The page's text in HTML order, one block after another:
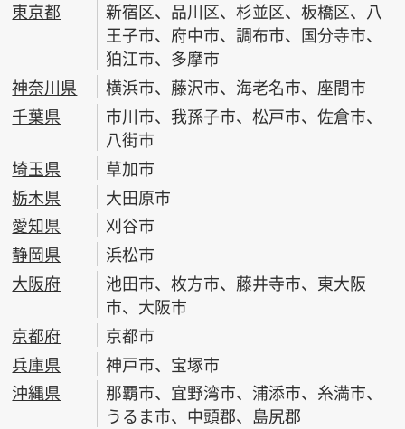
東京都
新宿区、品川区、杉並区、板橋区、八
王子市、府中市、調布市、国分寺市、
狛江市、多摩市
神奈川県
横浜市、藤沢市、海老名市、座間市
千葉県
市川市、我孫子市、松戸市、佐倉市、
八街市
埼玉県
草加市
栃木県
大田原市
愛知県
刈谷市
静岡県
浜松市
大阪府
池田市、枚方市、藤井寺市、東大阪
市、大阪市
京都府
京都市
兵庫県
神戸市、宝塚市
沖縄県
那覇市、宜野湾市、浦添市、糸満市、
うるま市、中頭郡、島尻郡